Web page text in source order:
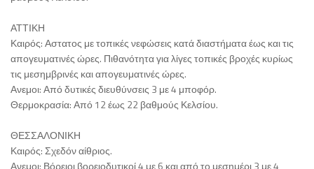
ΑΤΤΙΚΗ
Καιρός: Αστατος με τοπικές νεφώσεις κατά διαστήματα έως και τις
απογευματινές ώρες. Πιθανότητα για λίγες τοπικές βροχές κυρίως
τις μεσημβρινές και απογευματινές ώρες.
Ανεμοι: Από δυτικές διευθύνσεις 3 με 4 μποφόρ.
Θερμοκρασία: Από 12 έως 22 βαθμούς Κελσίου.
ΘΕΣΣΑΛΟΝΙΚΗ
Καιρός: Σχεδόν αίθριος.
Ανεμοι: Βόρειοι βορειοδυτικοί 4 με 6 και από το μεσημέρι 3 με 4